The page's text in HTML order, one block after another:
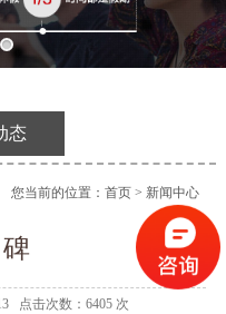
态
您当前的位置：首页 > 新闻中心
点击次数：6405 次